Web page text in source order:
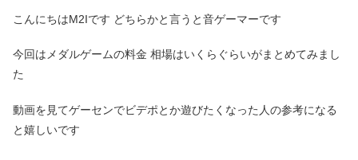
こんにちはM2Iです どちらかと言うと音ゲーマーです
今回はメダルゲームの料金 相場はいくらぐらいがまとめてみまし
た
動画を見てゲーセンでビデポとか遊びたくなった人の参考になる
と嬉しいです